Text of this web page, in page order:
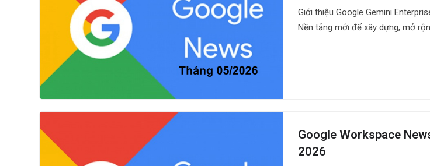
Giới thiệu Google Gemini
Nền tảng mới để xây dựng, mở
Google Workspace
2026